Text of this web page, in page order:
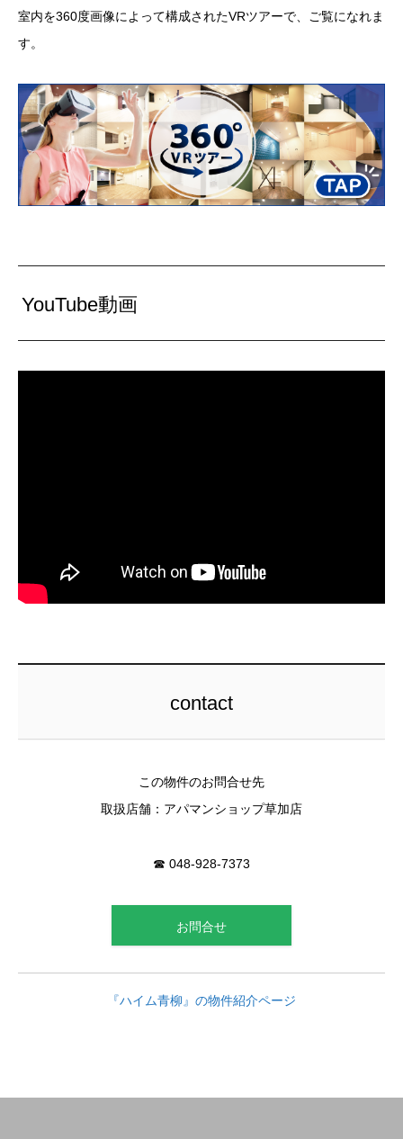
室内を360度画像によって構成されたVRツアーで、ご覧になれま
す。
YouTube動画
contact
この物件のお問合せ先
取扱店舗：アパマンショップ草加店
☎ 048-928-7373
お問合せ
『ハイム青柳』の物件紹介ページ